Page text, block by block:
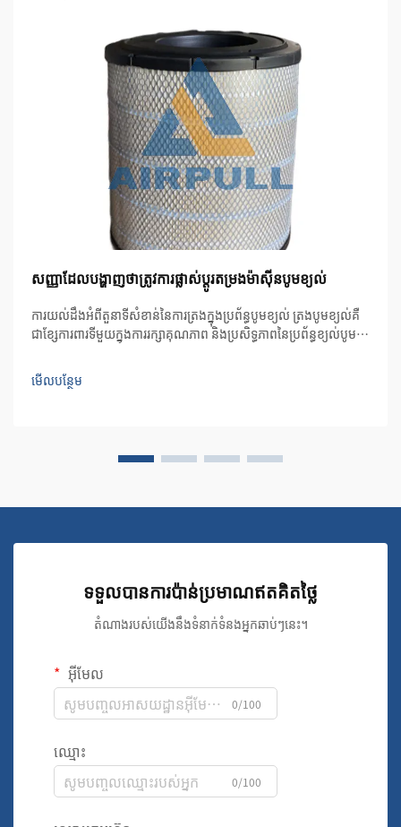
សញ្ញាដែលបង្ហាញថាត្រូវការផ្លាស់ប្តូរតម្រងម៉ាស៊ីនបូមខ្យល់
ការយល់ដឹងអំពីតួនាទីសំខាន់នៃការត្រងក្នុងប្រព័ន្ធបូមខ្យល់ ត្រង​បូម​ខ្យល់​គឺ​
ជា​ខ្សែ​ការពារ​ទី​មួយ​ក្នុង​ការ​រក្សាគុណភាព និង​ប្រសិទ្ធភាព​នៃ​ប្រព័ន្ធ​ខ្យល់​បូម។
មើលបន្ថែម
ទទួលបានការប៉ាន់ប្រមាណឥតគិតថ្លៃ
តំណាងរបស់យើងនឹងទំនាក់ទំនងអ្នកឆាប់ៗនេះ។
អ៊ីមែល
0/100
ឈ្មោះ
0/100